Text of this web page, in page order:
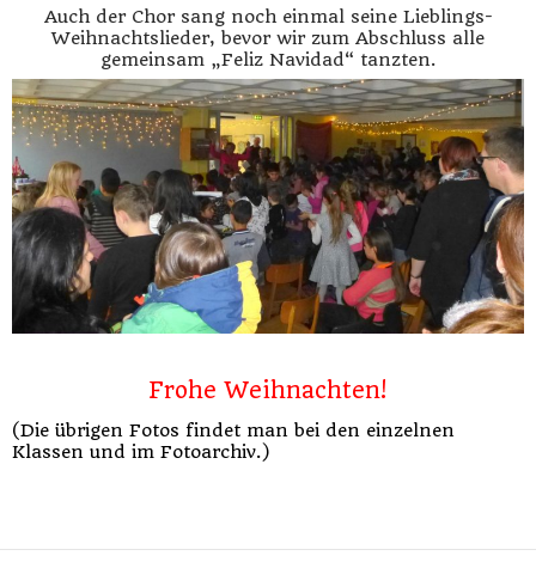
Auch der Chor sang noch einmal seine Lieblings-
Weihnachtslieder, bevor wir zum Abschluss alle
gemeinsam „Feliz Navidad“ tanzten.
Frohe Weihnachten!
(Die übrigen Fotos findet man bei den einzelnen
Klassen und im Fotoarchiv.)